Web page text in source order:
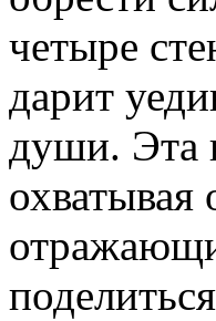
четыре
дарит
души. Эта
охватывая